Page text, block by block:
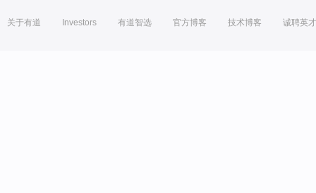
关于有道 Investors 有道智选 官方博客 技术博客 诚聘英才